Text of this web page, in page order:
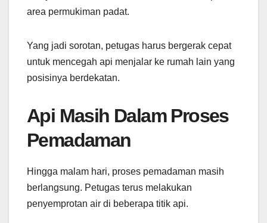
area permukiman padat.
Yang jadi sorotan, petugas harus bergerak cepat
untuk mencegah api menjalar ke rumah lain yang
posisinya berdekatan.
Api Masih Dalam Proses
Pemadaman
Hingga malam hari, proses pemadaman masih
berlangsung. Petugas terus melakukan
penyemprotan air di beberapa titik api.